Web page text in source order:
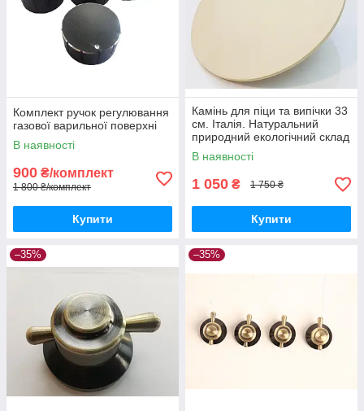
Комплект ручок регулювання
газової варильної поверхні
В наявності
900 ₴/комплект
1 800 ₴/комплект
Купити
Камінь для піци та випічки 33
см. Італія. Натуральний
природний екологічний склад
В наявності
1 050 ₴ 1 750 ₴
Купити
–35% –35%